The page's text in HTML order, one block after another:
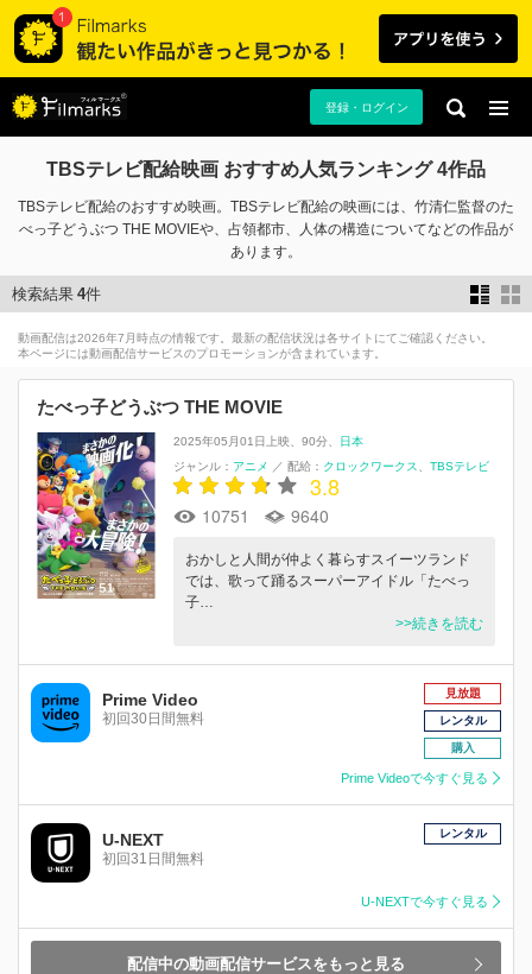
登録・ログイン
TBSテレビ配給映画 おすすめ人気ランキング 4作品
TBSテレビ配給のおすすめ映画。TBSテレビ配給の映画には、竹清仁監督のた
べっ子どうぶつ THE MOVIEや、占領都市、人体の構造についてなどの作品が
あります。
検索結果 4件
動画配信は2026年7月時点の情報です。最新の配信状況は各サイトにてご確認ください。
本ページには動画配信サービスのプロモーションが含まれています。
たべっ子どうぶつ THE MOVIE
2025年05月01日上映 90分
日本
ジャンル： アニメ ／ 配給： クロックワークス TBSテレビ
3.8
10751 9640
おかしと人間が仲よく暮らすスイーツランド
では、歌って踊るスーパーアイドル「たべっ
子…
>>続きを読む
Prime Video
初回30日間無料
見放題
レンタル
購入
Prime Videoで今すぐ見る
U-NEXT
初回31日間無料
レンタル
U-NEXTで今すぐ見る
配信中の動画配信サービスをもっと見る